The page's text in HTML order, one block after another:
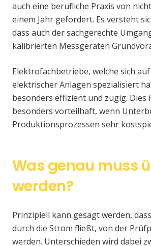
auch eine berufliche Praxis von
einem Jahr gefordert. Es versteht
dass auch der sachgerechte
kalibrierten Messgeräten
Elektrofachbetriebe, welche sich
elektrischer Anlagen spezialisiert
besonders effizient und zügig. Dies
besonders vorteilhaft, wenn
Produktionsprozessen sehr
Was genau muss
werden?
Prinzipiell kann gesagt werden,
durch die Strom fließt, von der
werden. Unterschieden wird dabei